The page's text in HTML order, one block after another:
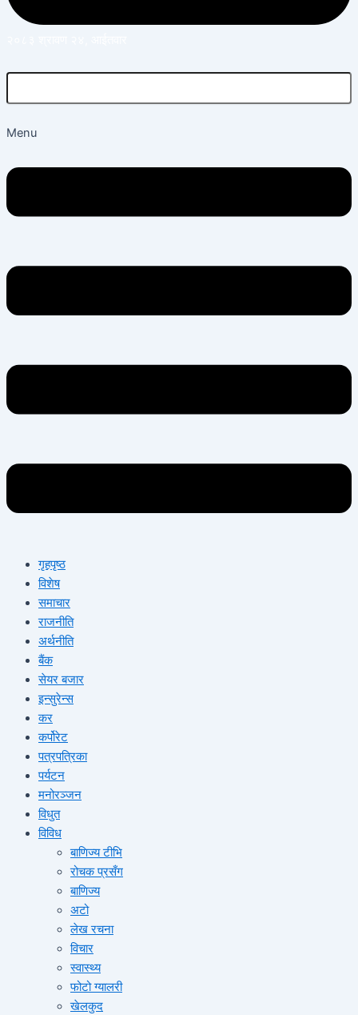
Menu
गृहपृष्ठ
विशेष
समाचार
राजनीति
अर्थनीति
बैंक
सेयर बजार
इन्सुरेन्स
कर
कर्पोरेट
पत्रपत्रिका
पर्यटन
मनोरञ्जन
विधुत
विविध
बाणिज्य टीभि
रोचक प्रसँग
बाणिज्य
अटो
लेख रचना
विचार
स्वास्थ्य
फोटो ग्यालरी
खेलकुद